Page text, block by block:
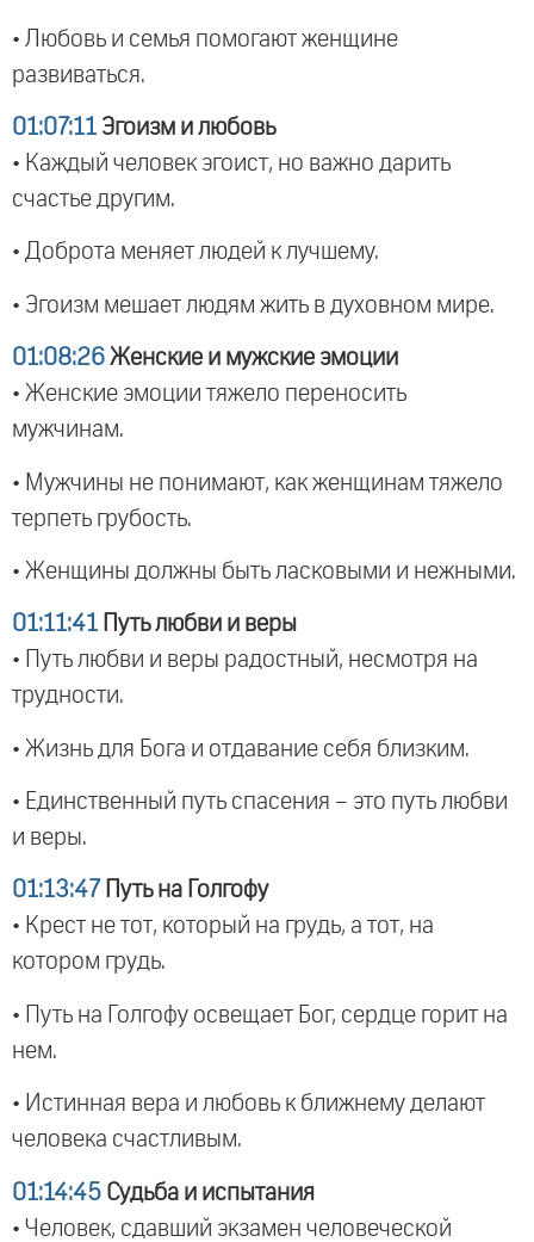
• Любовь и семья помогают женщине
развиваться.
01:07:11 Эгоизм и любовь
• Каждый человек эгоист, но важно дарить
счастье другим.
• Доброта меняет людей к лучшему.
• Эгоизм мешает людям жить в духовном мире.
01:08:26 Женские и мужские эмоции
• Женские эмоции тяжело переносить
мужчинам.
• Мужчины не понимают, как женщинам тяжело
терпеть грубость.
• Женщины должны быть ласковыми и нежными.
01:11:41 Путь любви и веры
• Путь любви и веры радостный, несмотря на
трудности.
• Жизнь для Бога и отдавание себя близким.
• Единственный путь спасения – это путь любви
и веры.
01:13:47 Путь на Голгофу
• Крест не тот, который на грудь, а тот, на
котором грудь.
• Путь на Голгофу освещает Бог, сердце горит на
нем.
• Истинная вера и любовь к ближнему делают
человека счастливым.
01:14:45 Судьба и испытания
• Человек, сдавший экзамен человеческой